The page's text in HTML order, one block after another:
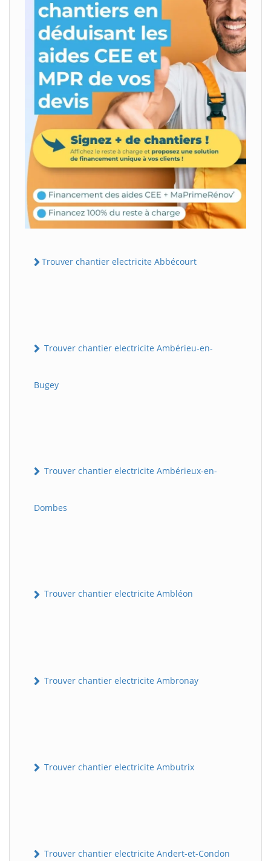
Trouver chantier electricite Abbécourt
Trouver chantier electricite Ambérieu-en-
Bugey
Trouver chantier electricite Ambérieux-en-
Dombes
Trouver chantier electricite Ambléon
Trouver chantier electricite Ambronay
Trouver chantier electricite Ambutrix
Trouver chantier electricite Andert-et-Condon